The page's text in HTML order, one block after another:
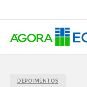
DEPOIMENTOS